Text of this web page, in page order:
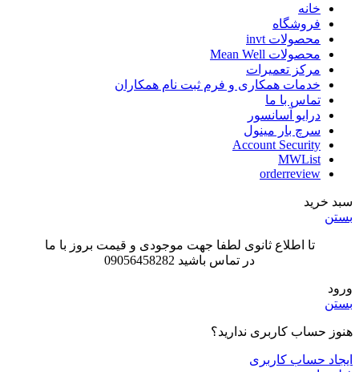
خانه
فروشگاه
محصولات invt
محصولات Mean Well
مرکز تعمیرات
خدمات همکاری و فرم ثبت نام همکاران
تماس با ما
درایو آسانسور
سرچ بار مینول
Account Security
MWList
orderreview
سبد خرید
بستن
تا اطلاع ثانوی لطفا جهت موجودی و قیمت بروز با ما
در تماس باشید 09056458282
ورود
بستن
هنوز حساب کاربری ندارید؟
ایجاد حساب کاربری